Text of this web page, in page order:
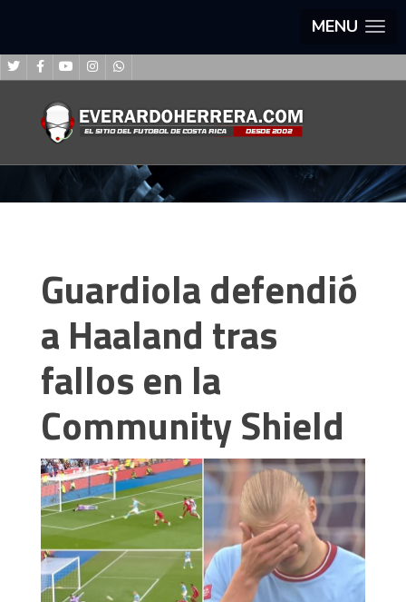
MENU
Guardiola defendió
a Haaland tras
fallos en la
Community Shield